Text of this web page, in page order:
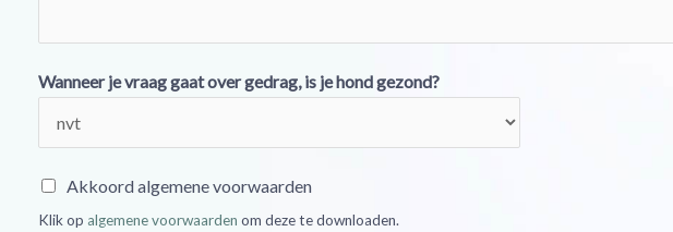
Wanneer je vraag gaat over gedrag, is je hond gezond?
A
k
Akkoord algemene voorwaarden
Klik op algemene voorwaarden om deze te downloaden.